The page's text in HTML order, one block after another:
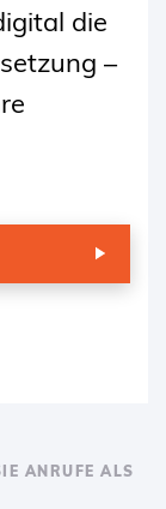
die
–
ANRUFE ALS